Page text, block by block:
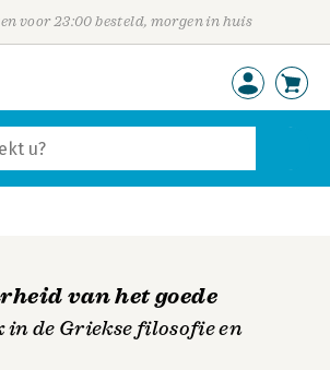
voor 23:00 besteld, morgen in huis
van het goede
in de Griekse filosofie en